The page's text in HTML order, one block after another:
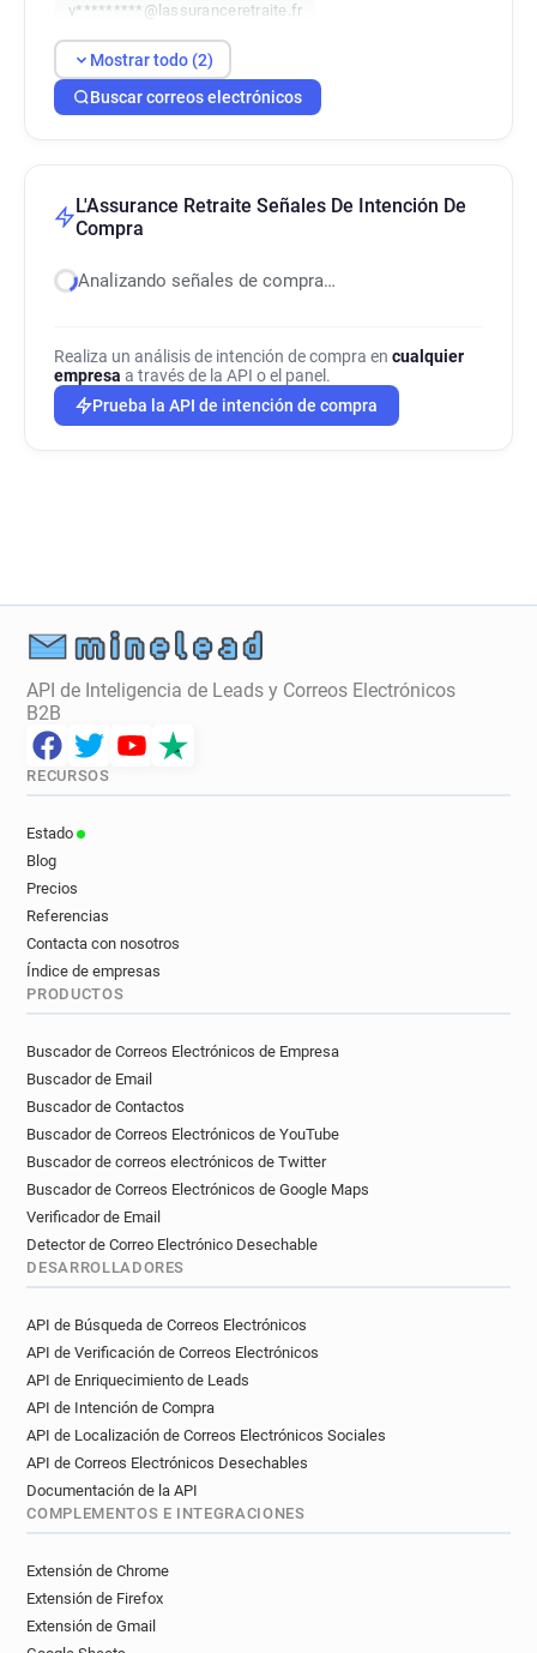
v*********@lassuranceretraite.fr
Mostrar todo (2)
Buscar correos electrónicos
L'Assurance Retraite Señales De Intención De
Compra
Analizando señales de compra…
Realiza un análisis de intención de compra en cualquier
empresa a través de la API o el panel.
Prueba la API de intención de compra
API de Inteligencia de Leads y Correos Electrónicos
B2B
RECURSOS
Estado
Blog
Precios
Referencias
Contacta con nosotros
Índice de empresas
PRODUCTOS
Buscador de Correos Electrónicos de Empresa
Buscador de Email
Buscador de Contactos
Buscador de Correos Electrónicos de YouTube
Buscador de correos electrónicos de Twitter
Buscador de Correos Electrónicos de Google Maps
Verificador de Email
Detector de Correo Electrónico Desechable
DESARROLLADORES
API de Búsqueda de Correos Electrónicos
API de Verificación de Correos Electrónicos
API de Enriquecimiento de Leads
API de Intención de Compra
API de Localización de Correos Electrónicos Sociales
API de Correos Electrónicos Desechables
Documentación de la API
COMPLEMENTOS E INTEGRACIONES
Extensión de Chrome
Extensión de Firefox
Extensión de Gmail